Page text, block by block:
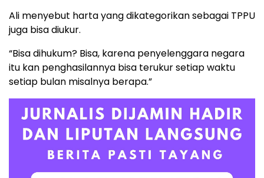
Ali menyebut harta yang dikategorikan sebagai TPPU
juga bisa diukur.
“Bisa dihukum? Bisa, karena penyelenggara negara
itu kan penghasilannya bisa terukur setiap waktu
setiap bulan misalnya berapa.”